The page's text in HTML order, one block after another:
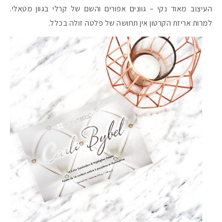
העיצוב מאוד נקי – גוונים אפורים והשם של קרלי בגוון מטאלי.
למרות אריזת הקרטון אין תחושה של פלטה זולה בכלל.